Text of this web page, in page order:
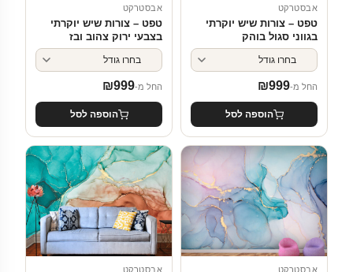
אבסטרקט
טפט – צורות שיש יוקרתי
בגווני סגול בוהק
החל מ- ₪999
הוספה לסל
אבסטרקט
טפט – צורות שיש יוקרתי
בצבעי ירוק צהוב ובז
החל מ- ₪999
הוספה לסל
אבסטרקט אבסטרקט